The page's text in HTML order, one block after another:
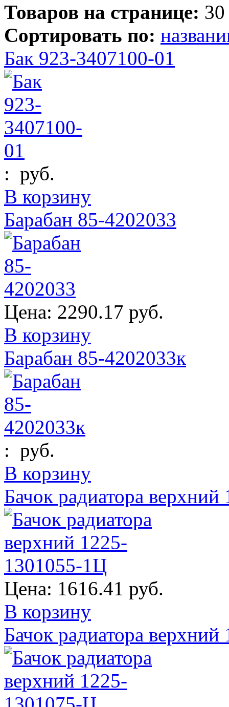
Товаров на странице: 30
Сортировать по:
Бак 923-3407100-01
: руб.
В корзину
Барабан 85-4202033
Цена: 2290.17 руб.
В корзину
Барабан 85-4202033к
: руб.
В корзину
Бачок радиатора
Цена: 1616.41 руб.
В корзину
Бачок радиатора